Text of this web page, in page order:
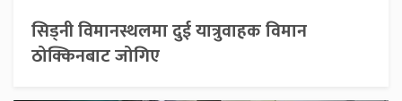
सिड्नी विमानस्थलमा दुई यात्रुवाहक विमान
ठोक्किनबाट जोगिए